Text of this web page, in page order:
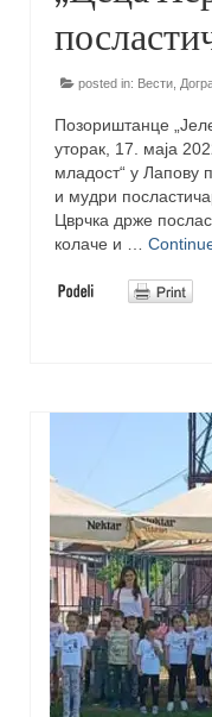
posted in: Вести
Позориштанце
уторак, 17. маја
младост“ у Лапову
и мудри
Цврчка држе
колаче и …